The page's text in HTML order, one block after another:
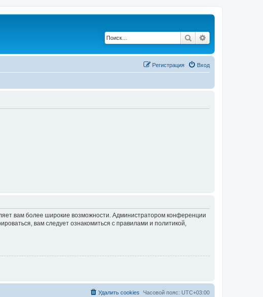
Поиск
Вход
Регистрация
вам более широкие возможности. Администратором конференции
вам следует ознакомиться с правилами и политикой,
Часовой пояс: UTC+03:00
Удалить cookies